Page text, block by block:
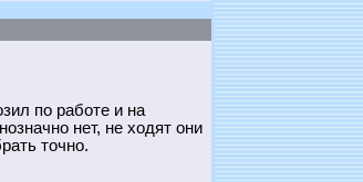
по работе и на
нет, не ходят они
точно.